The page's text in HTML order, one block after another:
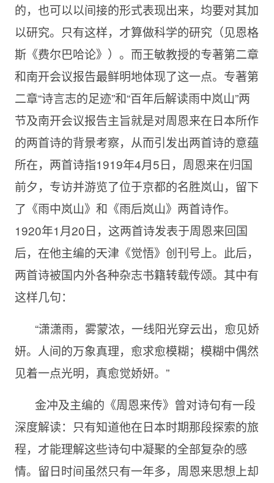
的，也可以以间接的形式表现出来，均要对其加
以研究。只有这样，才算做科学的研究（见恩格
斯《费尔巴哈论》）。而王敏教授的专著第二章
和南开会议报告最鲜明地体现了这一点。专著第
二章“诗言志的足迹”和“百年后解读雨中岚山”两
节及南开会议报告主旨就是对周恩来在日本所作
的两首诗的背景考察，从而引发出两首诗的意蕴
所在，两首诗指1919年4月5日，周恩来在归国
前夕，专访并游览了位于京都的名胜岚山，留下
了《雨中岚山》和《雨后岚山》两首诗作。
1920年1月20日，这两首诗发表于周恩来回国
后，在他主编的天津《觉悟》创刊号上。此后，
两首诗被国内外各种杂志书籍转载传颂。其中有
这样几句：
“潇潇雨，雾蒙浓，一线阳光穿云出，愈见娇
妍。人间的万象真理，愈求愈模糊；模糊中偶然
见着一点光明，真愈觉娇妍。”
金冲及主编的《周恩来传》曾对诗句有一段
深度解读：只有知道他在日本时期那段探索的旅
程，才能理解这些诗句中凝聚的全部复杂的感
情。留日时间虽然只有一年多，周恩来思想上却